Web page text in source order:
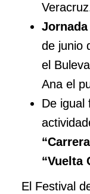
de junio
el
Ana el
De igual
“Vuelta
El Festival